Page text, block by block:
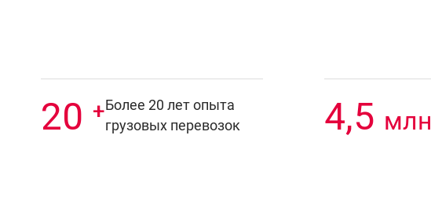
20 +Более 20 лет опыта
грузовых перевозок
4,5 млн